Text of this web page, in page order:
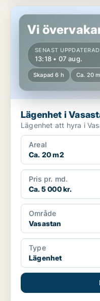
Lägenhet i Vasastan
Vi
SENAST UPPDATERAD
13:18 • 07 aug.
Skapad 6 h Ca. 20
Lägenhet i
Areal
Ca. 20 m2
Pris pr. md.
Ca. 5 000 kr.
Område
Vasastan
Type
Lägenhet